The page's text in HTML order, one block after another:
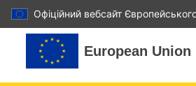
Офіційний вебсайт
Перейти до головного вмісту
European Union